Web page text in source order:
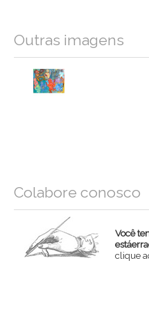
Outras imagens
Colabore conosco
Você
clique